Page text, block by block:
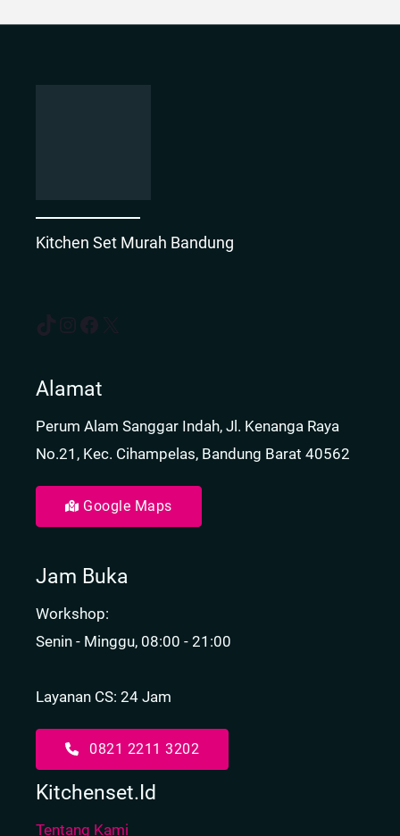
Kitchen Set Murah Bandung
Alamat
Perum Alam Sanggar Indah, Jl. Kenanga Raya
No.21, Kec. Cihampelas, Bandung Barat 40562
Google Maps
Jam Buka
Workshop:
Senin - Minggu, 08:00 - 21:00
Layanan CS: 24 Jam
0821 2211 3202
Kitchenset.id
Tentang Kami